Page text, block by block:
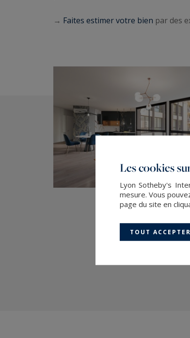
→ Faites estimer votre bien par des
Les cookies
Lyon Sotheby's
mesure. Vous
page du site en
TOUT ACCEPTER